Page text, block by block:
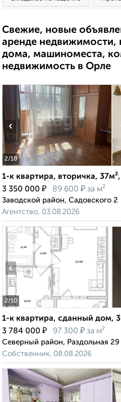
Свежие, новые
аренде недвижимости,
дома, машиноместа,
недвижимость в Орле
2/10
‹
1-к квартира, вторичка,
3 350 000 ₽ 89 600 ₽ за м²
Заводской район, Садовского 2
Агентство, 03.08.2026
2/10
‹
1-к квартира, сданный дом,
3 784 000 ₽ 97 300 ₽ за м²
Северный район, Раздольная 29
Собственник, 08.08.2026